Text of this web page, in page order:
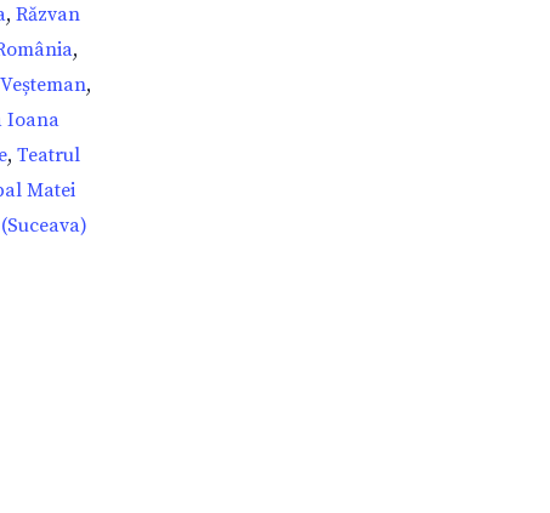
, Răzvan
,
,
Ioana
, Teatrul
Matei